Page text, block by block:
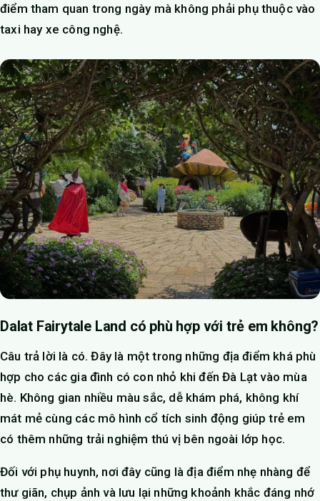
điểm tham quan trong ngày mà không phải phụ thuộc vào
taxi hay xe công nghệ.
Dalat Fairytale Land có phù hợp với trẻ em không?
Câu trả lời là có. Đây là một trong những địa điểm khá phù
hợp cho các gia đình có con nhỏ khi đến Đà Lạt vào mùa
hè. Không gian nhiều màu sắc, dễ khám phá, không khí
mát mẻ cùng các mô hình cổ tích sinh động giúp trẻ em
có thêm những trải nghiệm thú vị bên ngoài lớp học.
Đối với phụ huynh, nơi đây cũng là địa điểm nhẹ nhàng để
thư giãn, chụp ảnh và lưu lại những khoảnh khắc đáng nhớ